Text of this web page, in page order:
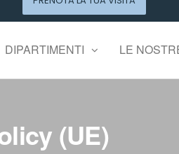
DIPARTIMENTI LE
(UE)